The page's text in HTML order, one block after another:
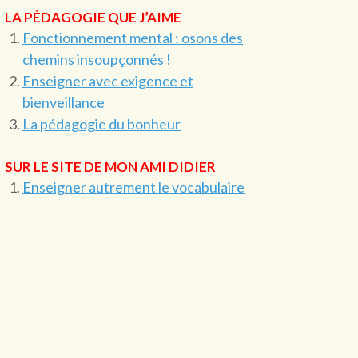
LA PÉDAGOGIE QUE J’AIME
Fonctionnement mental : osons des
chemins insoupçonnés !
Enseigner avec exigence et
bienveillance
La pédagogie du bonheur
SUR LE SITE DE MON AMI DIDIER
Enseigner autrement le vocabulaire